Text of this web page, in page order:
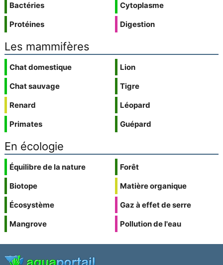
Bactéries
Protéines
Cytoplasme
Digestion
Les mammifères
Chat domestique
Chat sauvage
Renard
Primates
Lion
Tigre
Léopard
Guépard
En écologie
Équilibre de la nature
Biotope
Écosystème
Mangrove
Forêt
Matière organique
Gaz à effet de serre
Pollution de l'eau